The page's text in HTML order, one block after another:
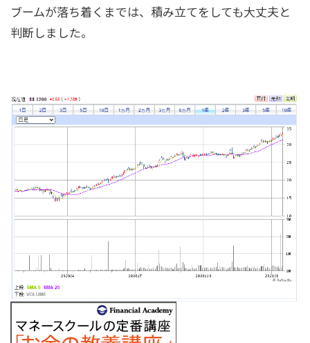
ブームが落ち着くまでは、積み立てをしても大丈夫と
判断しました。